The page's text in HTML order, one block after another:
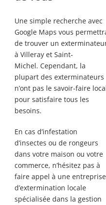
Une simple recherche avec
Google Maps vous
de trouver un
à Villeray et Saint-
Michel. Cependant, la
plupart des exterminateurs
n’ont pas le savoir-faire
pour satisfaire tous les
besoins.
En cas d’infestation
d’insectes ou de rongeurs
dans votre maison ou votre
commerce, n’hésitez pas à
faire appel à une entreprise
d’extermination locale
spécialisée dans la gestion